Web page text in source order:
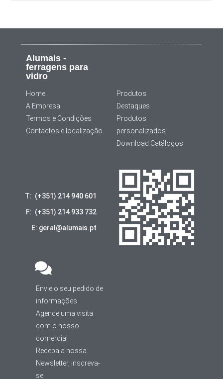
Alumais -
ferragens para
vidro
Home
A Empresa
Termos e Condições
Contactos e localização
Produtos
Destaques
Produtos
personalizados
Download Catálogos
T: (+351) 214 940 601
F: (+351) 214 933 732
E: geral@alumais.pt
Envie o seu pedido de
informações
Agende uma visita
com o nosso
comercial
Receba a nossa
Newsletter, inscreva-
se